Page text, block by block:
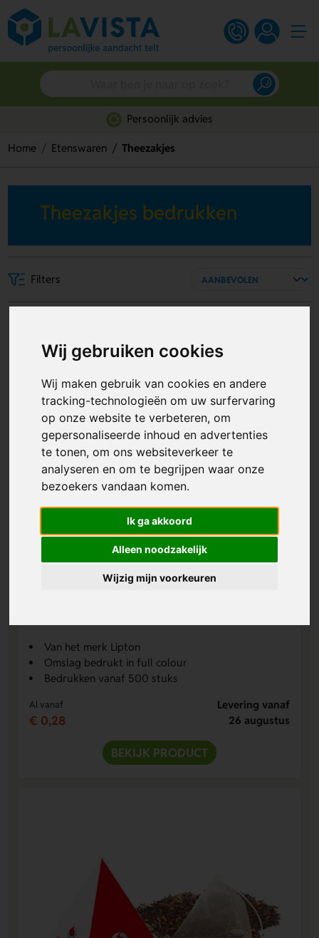
Wij gebruiken cookies
Wij maken gebruik van cookies en andere
tracking-technologieën om uw surfervaring
op onze website te verbeteren, om
gepersonaliseerde inhoud en advertenties
te tonen, om ons websiteverkeer te
analyseren en om te begrijpen waar onze
bezoekers vandaan komen.
Ik ga akkoord
Alleen noodzakelijk
Wijzig mijn voorkeuren
Persoonlijk advies
Home Etenswaren Theezakjes
Theezakjes bedrukken
Filters
Beste keuze
Van het merk Lipton
Omslag bedrukt in full colour
Bedrukken vanaf 500 stuks
Al vanaf
€ 0,28
Levering vanaf
26 augustus
BEKIJK PRODUCT